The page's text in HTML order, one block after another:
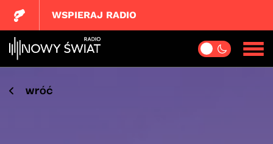
WSPIERAJ RADIO
wróć